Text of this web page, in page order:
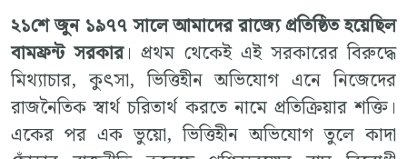
২১শে জুন ১৯৭৭ সালে আমাদের রাজ্যে প্রতিষ্ঠিত হয়েছিল
বামফ্রন্ট সরকার। প্রথম থেকেই এই সরকারের বিরুদ্ধে
মিথ্যাচার, কুৎসা, ভিত্তিহীন অভিযোগ এনে নিজেদের
রাজনৈতিক স্বার্থ চরিতার্থ করতে নামে প্রতিক্রিয়ার শক্তি।
একের পর এক ভুয়ো, ভিত্তিহীন অভিযোগ তুলে কাদা